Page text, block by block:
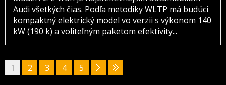
Audi všetkých čias. Podľa metodiky WLTP má budúci
kompaktný elektrický model vo verzii s výkonom 140
kW (190 k) a voliteľným paketom efektivity...
1 2 3 4 5